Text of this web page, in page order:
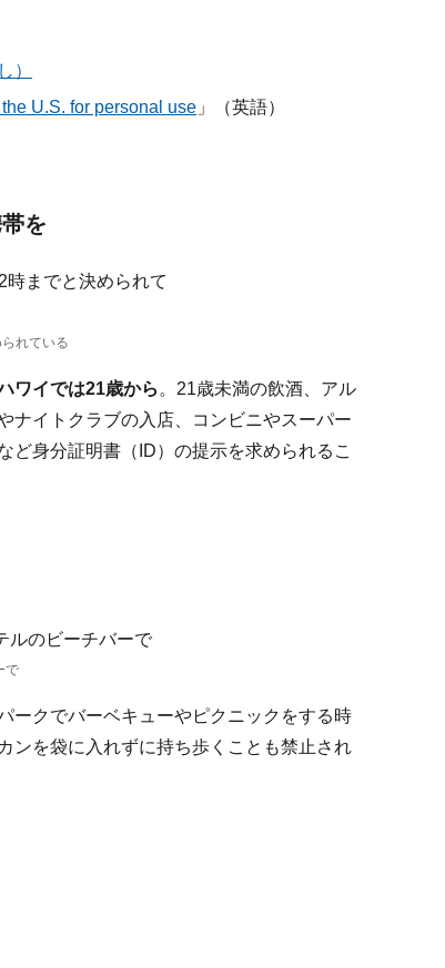
）
U.S. for personal use 」（英語）
を
れている
ワイでは21歳から 。21歳未満の飲酒、アル
ナイトクラブの入店、コンビニやスーパー
ど身分証明書（ID）の提示を求められるこ
で
ークでバーベキューやピクニックをする時
ンを袋に入れずに持ち歩くことも禁止され